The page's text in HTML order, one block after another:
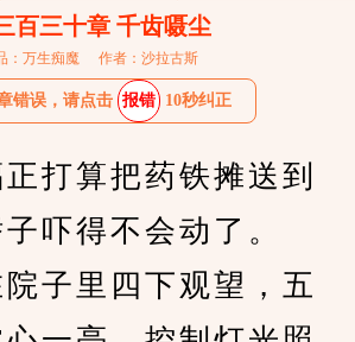
百三十章 千齿嗫尘
：万生痴魔 作者：沙拉古斯
错误，请点击 报错 10秒纠正
算把药铁摊送到
吓得不会动了。
里四下观望，五